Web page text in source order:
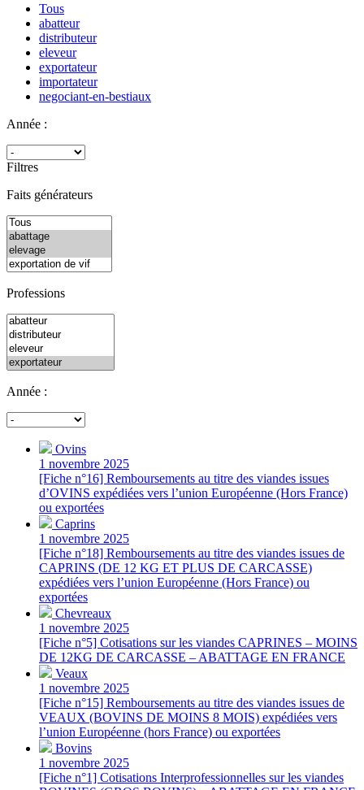
Tous
abatteur
distributeur
eleveur
exportateur
importateur
negociant-en-bestiaux
Année :
Filtres
Faits générateurs
Professions
Année :
Ovins
1 novembre 2025
[Fiche n°16] Remboursements au titre des viandes issues
d’OVINS expédiées vers l’union Européenne (Hors France)
ou exportées
Caprins
1 novembre 2025
[Fiche n°18] Remboursements au titre des viandes issues de
CAPRINS (DE 12 KG ET PLUS DE CARCASSE)
expédiées vers l’union Européenne (Hors France) ou
exportées
Chevreaux
1 novembre 2025
[Fiche n°5] Cotisations sur les viandes CAPRINES – MOINS
DE 12KG DE CARCASSE – ABATTAGE EN FRANCE
Veaux
1 novembre 2025
[Fiche n°15] Remboursements au titre des viandes issues de
VEAUX (BOVINS DE MOINS 8 MOIS) expédiées vers
l’union Européenne (hors France) ou exportées
Bovins
1 novembre 2025
[Fiche n°1] Cotisations Interprofessionnelles sur les viandes